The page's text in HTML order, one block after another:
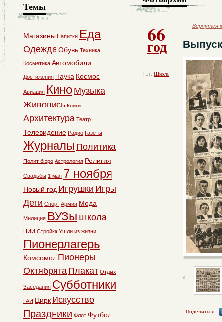
66
год
Тэг: Школа
← Вернутся
Поделиться
Темы
Магазины Напитки Еда
ОдеждаОбувь Техника
Косметика Автомобили
Достижения Наука Космос
Авиация Кино Музыка
Живопись Книги
Архитектура Театр
Телевидение Радио Газеты
Журналы Политика
Полит бюро Астрология Религия
Свадьбы 1 мая 7 ноября
Новый год Игрушки Игры
Дети Спорт Армия Мода
Милиция ВУЗы Школа
НИИ Стройка Ушли из жизни
Пионерлагерь
Комсомол Пионеры
Октябрята Плакат Отдых
Заседания Субботники
ГАИ Цирк Искусство
Праздники Флот Футбол